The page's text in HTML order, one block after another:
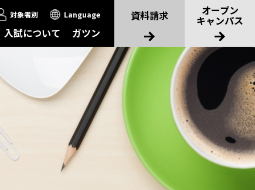
対象者別 Language
入試について ガツン
資料請求 オープン
キャンパス